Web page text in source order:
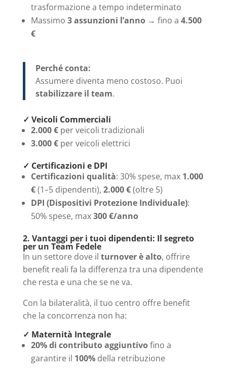
trasformazione a tempo indeterminato
Massimo 3 assunzioni l’anno→ fino a 4.500
€
Perché conta:
Assumere diventa meno costoso. Puoi
stabilizzare il team.
✓ Veicoli Commerciali
2.000 €per veicoli tradizionali
3.000 €per veicoli elettrici
✓ Certificazioni e DPI
Certificazioni qualità: 30% spese, max 1.000
€(1–5 dipendenti), 2.000 €(oltre 5)
DPI (Dispositivi Protezione Individuale):
50% spese, max300 €/anno
2. Vantaggi per i tuoi dipendenti: Il segreto
per un Team Fedele
In un settore dove il turnover è alto, offrire
benefit reali fa la differenza tra una dipendente
che resta e una che se ne va.
Con la bilateralità, il tuo centro offre benefit
che la concorrenza non ha:
✓ Maternità Integrale
20% di contributo aggiuntivofino a
garantire il 100%della retribuzione